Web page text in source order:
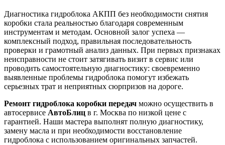
Диагностика гидроблока АКПП без необходимости снятия
коробки стала реальностью благодаря современным
инструментам и методам. Основной залог успеха —
комплексный подход, правильная последовательность
проверки и грамотный анализ данных. При первых признаках
неисправности не стоит затягивать визит в сервис или
проводить самостоятельную диагностику: своевременно
выявленные проблемы гидроблока помогут избежать
серьезных трат и неприятных сюрпризов на дороге.
Ремонт гидроблока коробки передач можно осуществить в
автосервисе АвтоБлиц в г. Москва по низкой цене с
гарантией. Наши мастера выполнят полную диагностику,
замену масла и при необходимости восстановление
гидроблока с использованием оригинальных запчастей.